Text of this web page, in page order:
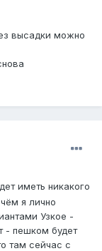
высадки можно
иметь никакого
я лично
Узкое -
- пешком будет
там сейчас с